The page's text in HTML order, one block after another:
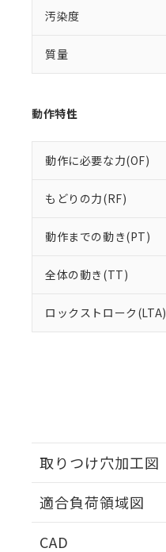
汚染度
質量
動作特性
動作に必要な力(OF)
もどりの力(RF)
動作までの動き(PT)
全体の動き(TT)
ロックストローク(LTA)
取りつけ穴加工図
適合負荷領域図
CAD